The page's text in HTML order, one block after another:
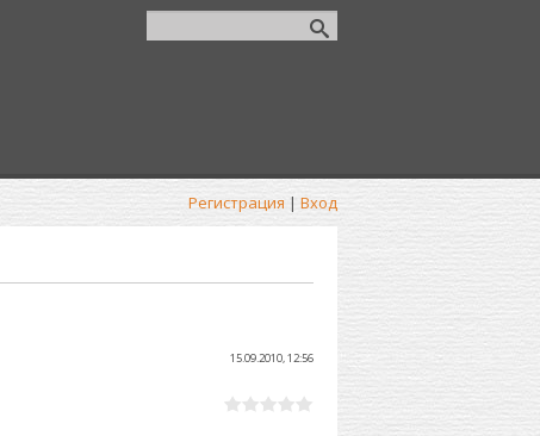
Регистрация | Вход
15.09.2010, 12:56